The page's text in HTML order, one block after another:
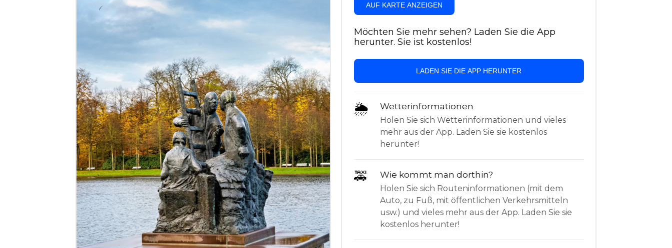
AUF KARTE ANZEIGEN
Möchten Sie mehr sehen? Laden Sie die App
herunter. Sie ist kostenlos!
LADEN SIE DIE APP HERUNTER
🌦 Wetterinformationen
Holen Sie sich Wetterinformationen und vieles
mehr aus der App. Laden Sie sie kostenlos
herunter!
🚕 Wie kommt man dorthin?
Holen Sie sich Routeninformationen (mit dem
Auto, zu Fuß, mit öffentlichen Verkehrsmitteln
usw.) und vieles mehr aus der App. Laden Sie sie
kostenlos herunter!